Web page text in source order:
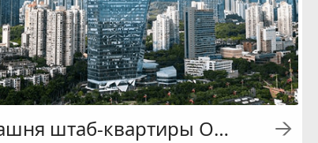
Башня штаб-квартиры OCT в Шэньчжэне